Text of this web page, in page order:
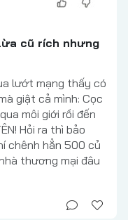
cũ rích nhưng
lướt mạng thấy có
giật cả mình: Cọc
môi giới rồi đến
Hỏi ra thì bảo
chênh hẳn 500 củ
thương mại đâu